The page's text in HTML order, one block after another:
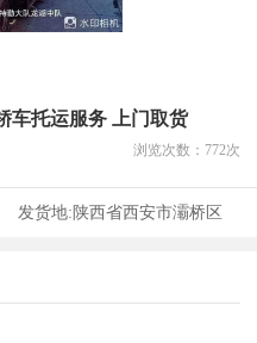
车托运服务 上门取货
浏览次数： 772次
发货地:陕西省西安市灞桥区